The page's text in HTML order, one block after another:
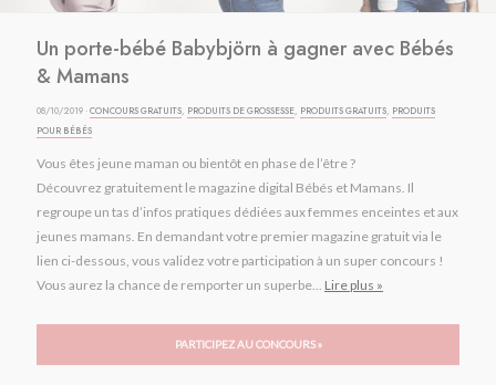
Un porte-bébé Babybjörn à gagner avec Bébés
& Mamans
08/10/2019 ·CONCOURS GRATUITS, PRODUITS DE GROSSESSE, PRODUITS GRATUITS, PRODUITS
POUR BÉBÉS
Vous êtes jeune maman ou bientôt en phase de l’être ?
Découvrez gratuitement le magazine digital Bébés et Mamans. Il
regroupe un tas d’infos pratiques dédiées aux femmes enceintes et aux
jeunes mamans. En demandant votre premier magazine gratuit via le
lien ci-dessous, vous validez votre participation à un super concours !
Vous aurez la chance de remporter un superbe... Lire plus »
PARTICIPEZ AU CONCOURS »